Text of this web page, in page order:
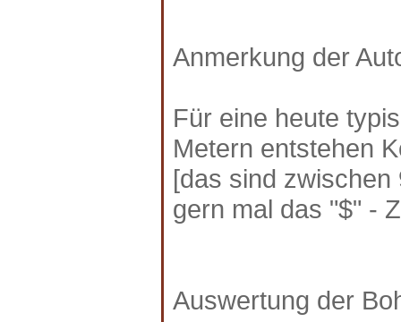
Anmerkung der
Für eine heute
Metern entstehen
[das sind
gern mal das "$" -
Auswertung der